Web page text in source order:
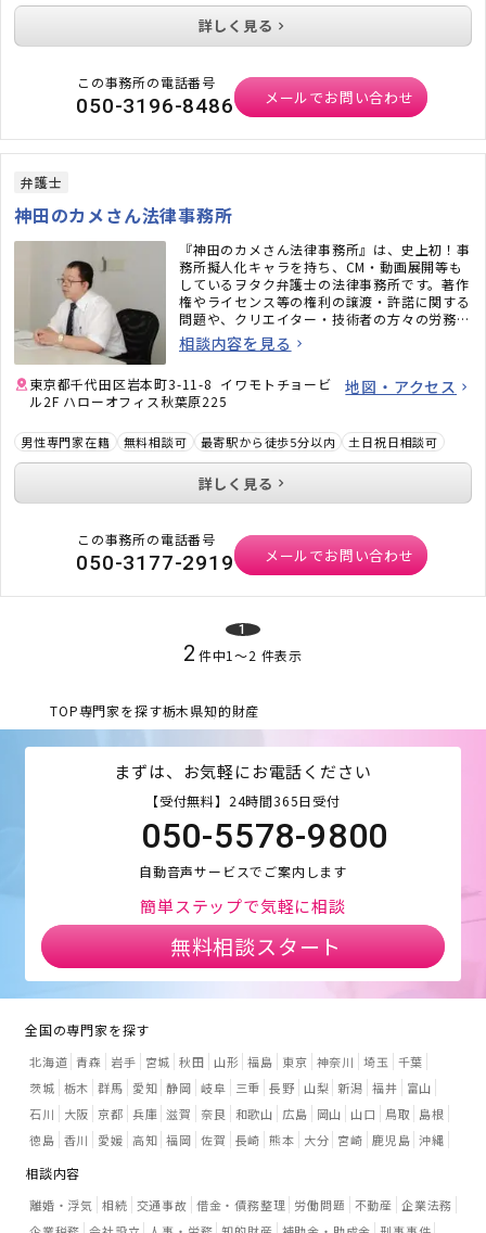
詳しく見る
この事務所の電話番号
050-3196-8486 メールでお問い合わせ
弁護士
神田のカメさん法律事務所
『神田のカメさん法律事務所』は、史上初！事
務所擬人化キャラを持ち、CM・動画展開等も
しているヲタク弁護士の法律事務所です。著作
権やライセンス等の権利の譲渡・許諾に関する
問題や、クリエイター・技術者の方々の労務問
題にも力を入れています。また、相続問題、遺
言書作成、戦略的離婚サービスなどもご好評い
相談内容を見る
東京都千代田区岩本町3-11-8 イワモトチョービ
ル2F ハローオフィス秋葉原225
地図・アクセス
男性専門家在籍 無料相談可 最寄駅から徒歩5分以内 土日祝日相談可
詳しく見る
この事務所の電話番号
050-3177-2919 メールでお問い合わせ
1
2 件中1〜2 件表示
TOP専門家を探す栃木県知的財産
まずは、お気軽にお電話ください
【受付無料】24時間365日受付
050-5578-9800
自動音声サービスでご案内します
簡単ステップで気軽に相談
無料相談スタート
全国の専門家を探す
北海道 青森 岩手 宮城 秋田 山形 福島 東京 神奈川 埼玉
千葉
茨城 栃木 群馬 愛知 静岡 岐阜 三重 長野 山梨 新潟 福井
富山
石川
大阪 京都 兵庫 滋賀 奈良 和歌山 広島 岡山 山口 鳥取
島根
徳島 香川 愛媛 高知 福岡 佐賀 長崎 熊本 大分 宮崎 鹿児島 沖縄
相談内容
離婚・浮気 相続 交通事故 借金・債務整理 労働問題 不動産 企業法務